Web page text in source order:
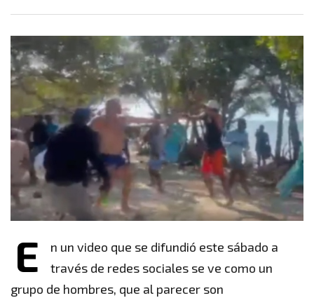
E
n un video que se difundió este sábado a
través de redes sociales se ve como un
grupo de hombres, que al parecer son